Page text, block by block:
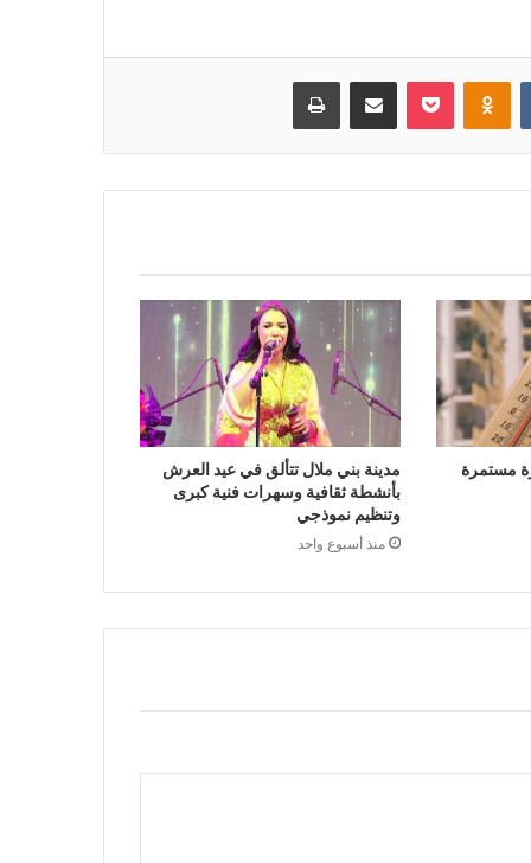
Odnoklassniki
بوكيت مشاركة عبر البريد طباعة
مستمرة
مدينة بني ملال تتألق في عيد العرش
بأنشطة ثقافية وسهرات فنية كبرى
وتنظيم نموذجي
منذ أسبوع واحد